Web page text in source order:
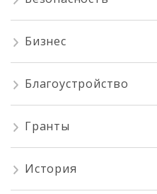
Бизнес
Благоустройство
Гранты
История